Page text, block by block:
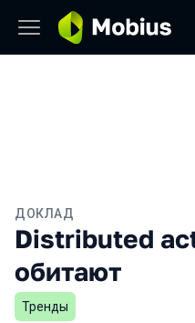
ДОКЛАД
Distributed
обитают
Тренды